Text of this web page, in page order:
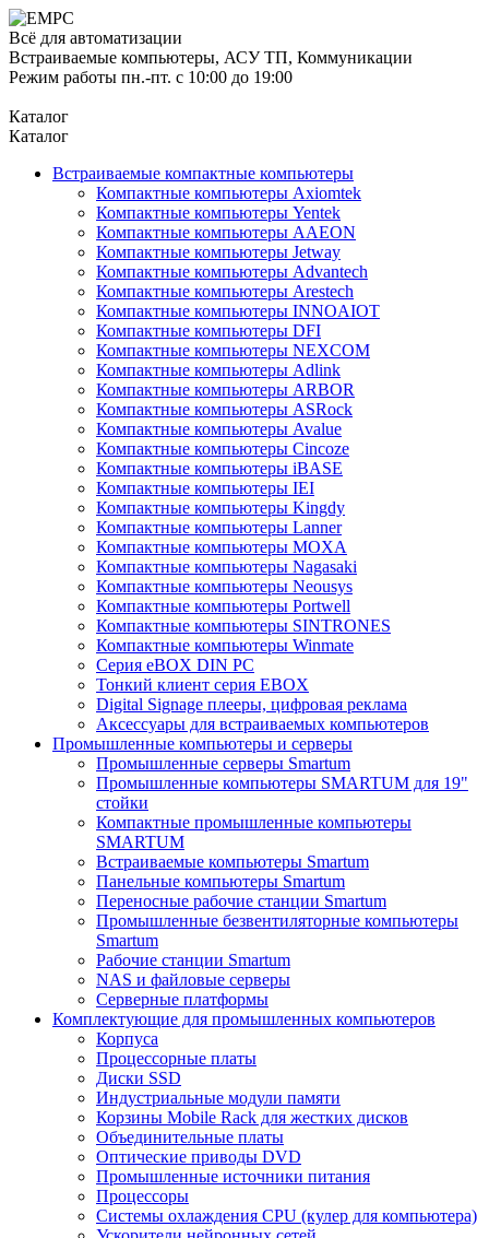
Всё для автоматизации
Встраиваемые компьютеры, АСУ ТП, Коммуникации
Режим работы пн.-пт. с 10:00 до 19:00
Каталог
Каталог
Встраиваемые компактные компьютеры
Компактные компьютеры Axiomtek
Компактные компьютеры Yentek
Компактные компьютеры AAEON
Компактные компьютеры Jetway
Компактные компьютеры Advantech
Компактные компьютеры Arestech
Компактные компьютеры INNOAIOT
Компактные компьютеры DFI
Компактные компьютеры NEXCOM
Компактные компьютеры Adlink
Компактные компьютеры ARBOR
Компактные компьютеры ASRock
Компактные компьютеры Avalue
Компактные компьютеры Cincoze
Компактные компьютеры iBASE
Компактные компьютеры IEI
Компактные компьютеры Kingdy
Компактные компьютеры Lanner
Компактные компьютеры MOXA
Компактные компьютеры Nagasaki
Компактные компьютеры Neousys
Компактные компьютеры Portwell
Компактные компьютеры SINTRONES
Компактные компьютеры Winmate
Серия eBOX DIN PC
Тонкий клиент серия EBOX
Digital Signage плееры, цифровая реклама
Аксессуары для встраиваемых компьютеров
Промышленные компьютеры и серверы
Промышленные серверы Smartum
Промышленные компьютеры SMARTUM для 19"
стойки
Компактные промышленные компьютеры
SMARTUM
Встраиваемые компьютеры Smartum
Панельные компьютеры Smartum
Переносные рабочие станции Smartum
Промышленные безвентиляторные компьютеры
Smartum
Рабочие станции Smartum
NAS и файловые серверы
Серверные платформы
Комплектующие для промышленных компьютеров
Корпуса
Процессорные платы
Диски SSD
Индустриальные модули памяти
Корзины Mobile Rack для жестких дисков
Объединительные платы
Оптические приводы DVD
Промышленные источники питания
Процессоры
Системы охлаждения CPU (кулер для компьютера)